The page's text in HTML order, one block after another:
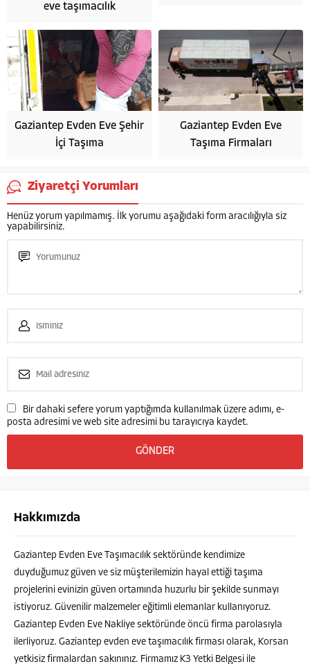
eve taşımacılık
Gaziantep Evden Eve Şehir
İçi Taşıma
Gaziantep Evden Eve
Taşıma Firmaları
Ziyaretçi Yorumları
Henüz yorum yapılmamış. İlk yorumu aşağıdaki form aracılığıyla siz
yapabilirsiniz.
Bir dahaki sefere yorum yaptığımda kullanılmak üzere adımı, e-
posta adresimi ve web site adresimi bu tarayıcıya kaydet.
Hakkımızda
Gaziantep Evden Eve Taşımacılık sektöründe kendimize
duyduğumuz güven ve siz müşterilemizin hayal ettiği taşıma
projelerini evinizin güven ortamında huzurlu bir şekilde sunmayı
istiyoruz. Güvenilir malzemeler eğitimli elemanlar kullanıyoruz.
Gaziantep Evden Eve Nakliye sektöründe öncü firma parolasıyla
ilerliyoruz. Gaziantep evden eve taşımacılık firması olarak, Korsan
yetkisiz firmalardan sakınınız. Firmamız K3 Yetki Belgesi ile